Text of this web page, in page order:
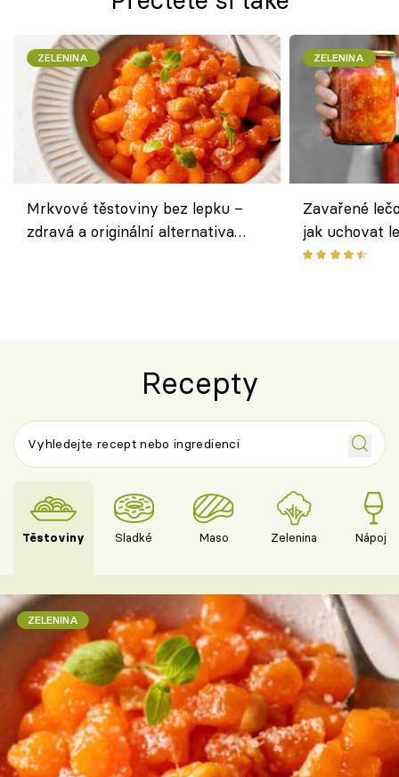
ZELENINA
Mrkvové těstoviny bez lepku –
zdravá a originální alternativa
ZELENINA
Zavařené
jak uchovat
Recepty
Těstoviny Sladké Maso Zelenina Nápoje
ZELENINA